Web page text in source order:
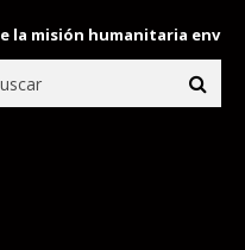
humanitaria enviada a